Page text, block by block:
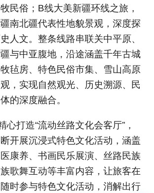
民俗；B线大美新疆环线之旅，
南北疆代表性地貌景观，深度探
人文。整条线路串联关中平原、
与中亚腹地，沿途涵盖千年古城
毡房、特色民俗市集、雪山高原
，实现自然观光、历史溯源、民
的深度融合。
心打造“流动丝路文化会客厅”，
开展沉浸式特色文化活动，涵盖
康养、书画民乐展演、丝路民族
歌舞互动等丰富内容，让旅客在
时参与特色文化活动，消解出行